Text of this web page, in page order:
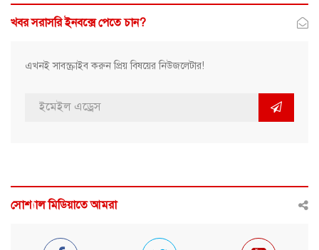
খবর সরাসরি ইনবক্সে পেতে চান?
এখনই সাবস্ক্রাইব করুন প্রিয় বিষয়ের নিউজলেটার!
সোশ্যাল মিডিয়াতে আমরা